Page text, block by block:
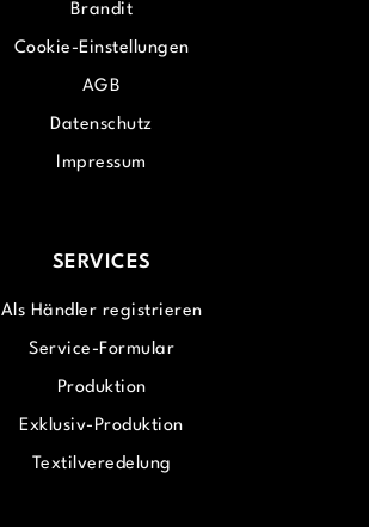
Brandit
Cookie-Einstellungen
AGB
Datenschutz
Impressum
SERVICES
Als Händler registrieren
Service-Formular
Produktion
Exklusiv-Produktion
Textilveredelung